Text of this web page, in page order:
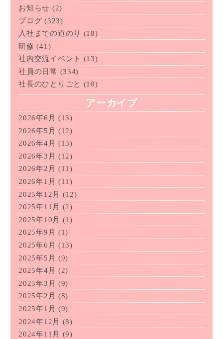
お知らせ (2)
ブログ (323)
入社までの道のり (18)
研修 (41)
社内交流イベント (13)
社員の日常 (334)
社長のひとりごと (10)
アーカイブ
2026年6月 (13)
2026年5月 (12)
2026年4月 (13)
2026年3月 (12)
2026年2月 (11)
2026年1月 (11)
2025年12月
(12)
2025年11月
(2)
2025年10月
(1)
2025年9月 (1)
2025年6月 (13)
2025年5月 (9)
2025年4月 (2)
2025年3月 (9)
2025年2月 (8)
2025年1月 (9)
2024年12月 (8)
2024年11月
(9)